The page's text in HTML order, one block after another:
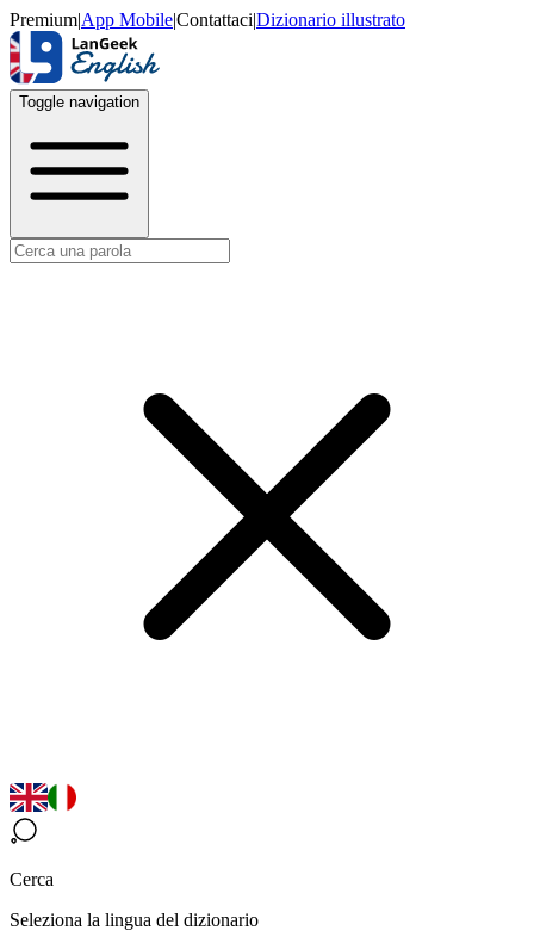
Premium|App Mobile|Contattaci|Dizionario illustrato
Toggle navigation
Cerca
Seleziona la lingua del dizionario